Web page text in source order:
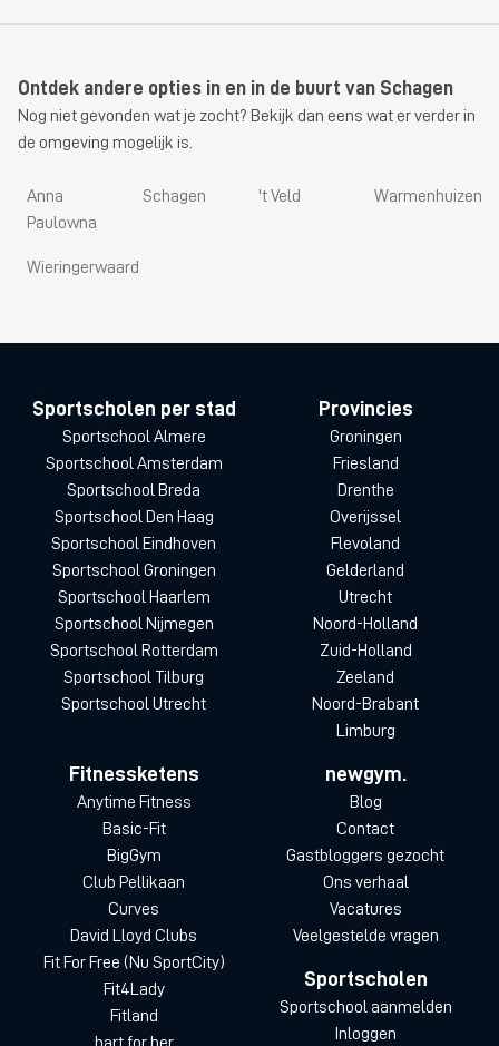
Ontdek andere opties in en in de buurt van Schagen
Nog niet gevonden wat je zocht? Bekijk dan eens wat er verder in
de omgeving mogelijk is.
Anna
Paulowna
Schagen 't Veld Warmenhuizen
Wieringerwaard
Sportscholen per stad
Sportschool Almere
Sportschool Amsterdam
Sportschool Breda
Sportschool Den Haag
Sportschool Eindhoven
Sportschool Groningen
Sportschool Haarlem
Sportschool Nijmegen
Sportschool Rotterdam
Sportschool Tilburg
Sportschool Utrecht
Provincies
Groningen
Friesland
Drenthe
Overijssel
Flevoland
Gelderland
Utrecht
Noord-Holland
Zuid-Holland
Zeeland
Noord-Brabant
Limburg
Fitnessketens
Anytime Fitness
Basic-Fit
BigGym
Club Pellikaan
Curves
David Lloyd Clubs
Fit For Free (Nu SportCity)
Fit4Lady
Fitland
newgym.
Blog
Contact
Gastbloggers gezocht
Ons verhaal
Vacatures
Veelgestelde vragen
Sportscholen
Sportschool aanmelden
Inloggen